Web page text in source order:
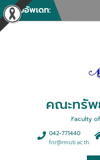
Skip
to
content
ข่าวอัพเดท:
คณะทรัพ
Faculty
042-771440
fnr@rmuti.ac.th